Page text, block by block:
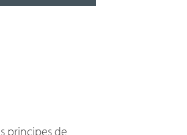
principes de